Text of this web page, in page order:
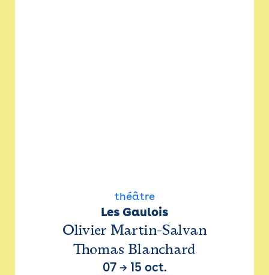
théâtre
Les Gaulois
Olivier Martin-Salvan
Thomas Blanchard
07→ 15 oct.